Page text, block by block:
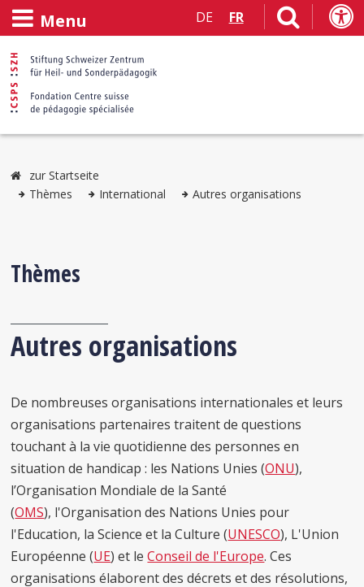
Menu DE FR
zur Startseite
Thèmes
International Autres organisations
Thèmes
Autres organisations
De nombreuses organisations internationales et leurs
organisations partenaires traitent de questions
touchant à la vie quotidienne des personnes en
situation de handicap : les Nations Unies (ONU),
l’Organisation Mondiale de la Santé
(OMS), l'Organisation des Nations Unies pour
l'Education, la Science et la Culture (UNESCO), L'Union
Européenne (UE) et leConseil de l'Europe. Ces
organisations élaborent des décrets et des résolutions,